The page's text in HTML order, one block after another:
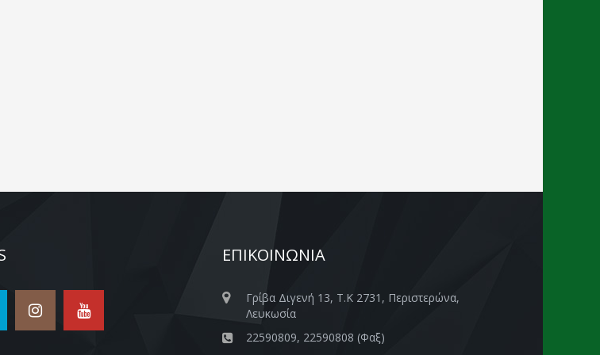
ΕΠΙΚΟΙΝΩΝΙΑ
Γρίβα Διγενή 13, Τ.Κ 2731, Περιστερώνα,
Λευκωσία
22590809, 22590808 (Φαξ)